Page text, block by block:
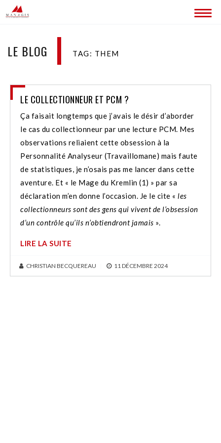
LES SITES MANAGIS
CONTACT
LE BLOG TAG: THEM
LE COLLECTIONNEUR ET PCM ?
Ça faisait longtemps que j’avais le désir d’aborder
le cas du collectionneur par une lecture PCM. Mes
observations reliaient cette obsession à la
Personnalité Analyseur (Travaillomane) mais faute
de statistiques, je n’osais pas me lancer dans cette
aventure. Et « le Mage du Kremlin (1) » par sa
déclaration m’en donne l’occasion. Je le cite « les
collectionneurs sont des gens qui vivent de l’obsession
d’un contrôle qu’ils n’obtiendront jamais ».
LIRE LA SUITE
CHRISTIAN BECQUEREAU 11 DÉCEMBRE 2024